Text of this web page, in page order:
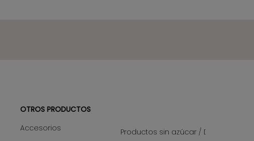
OTROS PRODUCTOS
Accesorios
Productos sin azúcar / Diet